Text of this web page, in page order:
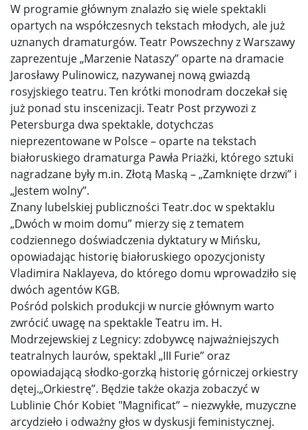
W programie głównym znalazło się wiele spektakli
opartych na współczesnych tekstach młodych, ale już
uznanych dramaturgów. Teatr Powszechny z Warszawy
zaprezentuje „Marzenie Nataszy” oparte na dramacie
Jarosławy Pulinowicz, nazywanej nową gwiazdą
rosyjskiego teatru. Ten krótki monodram doczekał się
już ponad stu inscenizacji. Teatr Post przywozi z
Petersburga dwa spektakle, dotychczas
nieprezentowane w Polsce – oparte na tekstach
białoruskiego dramaturga Pawła Priażki, którego sztuki
nagradzane były m.in. Złotą Maską – „Zamknięte drzwi” i
„Jestem wolny”.
Znany lubelskiej publiczności Teatr.doc w spektaklu
„Dwóch w moim domu” mierzy się z tematem
codziennego doświadczenia dyktatury w Mińsku,
opowiadając historię białoruskiego opozycjonisty
Vladimira Naklayeva, do którego domu wprowadziło się
dwóch agentów KGB.
Pośród polskich produkcji w nurcie głównym warto
zwrócić uwagę na spektakle Teatru im. H.
Modrzejewskiej z Legnicy: zdobywcę najważniejszych
teatralnych laurów, spektakl „III Furie” oraz
opowiadającą słodko-gorzką historię górniczej orkiestry
dętej.„Orkiestrę”. Będzie także okazja zobaczyć w
Lublinie Chór Kobiet "Magnificat” – niezwykłe, muzyczne
arcydzieło i odważny głos w dyskusji feministycznej.